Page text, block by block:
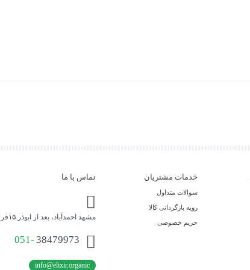
خدمات مشتریان
سوالات متداول
رویه بازگردانی کالا
حریم خصوصی
تماس با ما
مشهد احمدآباد، بعد از ابوذر ۱۵فروشگاه محصولات ارگانیک اکسیر حیات
051- 38479973
info@elixir.organic